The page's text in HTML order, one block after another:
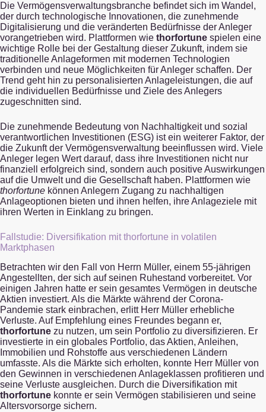
Die Vermögensverwaltungsbranche befindet sich im Wandel,
der durch technologische Innovationen, die zunehmende
Digitalisierung und die veränderten Bedürfnisse der Anleger
vorangetrieben wird. Plattformen wie thorfortune spielen eine
wichtige Rolle bei der Gestaltung dieser Zukunft, indem sie
traditionelle Anlageformen mit modernen Technologien
verbinden und neue Möglichkeiten für Anleger schaffen. Der
Trend geht hin zu personalisierten Anlageleistungen, die auf
die individuellen Bedürfnisse und Ziele des Anlegers
zugeschnitten sind.
Die zunehmende Bedeutung von Nachhaltigkeit und sozial
verantwortlichen Investitionen (ESG) ist ein weiterer Faktor, der
die Zukunft der Vermögensverwaltung beeinflussen wird. Viele
Anleger legen Wert darauf, dass ihre Investitionen nicht nur
finanziell erfolgreich sind, sondern auch positive Auswirkungen
auf die Umwelt und die Gesellschaft haben. Plattformen wie
thorfortune können Anlegern Zugang zu nachhaltigen
Anlageoptionen bieten und ihnen helfen, ihre Anlageziele mit
ihren Werten in Einklang zu bringen.
Fallstudie: Diversifikation mit thorfortune in volatilen
Marktphasen
Betrachten wir den Fall von Herrn Müller, einem 55-jährigen
Angestellten, der sich auf seinen Ruhestand vorbereitet. Vor
einigen Jahren hatte er sein gesamtes Vermögen in deutsche
Aktien investiert. Als die Märkte während der Corona-
Pandemie stark einbrachen, erlitt Herr Müller erhebliche
Verluste. Auf Empfehlung eines Freundes begann er,
thorfortune zu nutzen, um sein Portfolio zu diversifizieren. Er
investierte in ein globales Portfolio, das Aktien, Anleihen,
Immobilien und Rohstoffe aus verschiedenen Ländern
umfasste. Als die Märkte sich erholten, konnte Herr Müller von
den Gewinnen in verschiedenen Anlageklassen profitieren und
seine Verluste ausgleichen. Durch die Diversifikation mit
thorfortune konnte er sein Vermögen stabilisieren und seine
Altersvorsorge sichern.